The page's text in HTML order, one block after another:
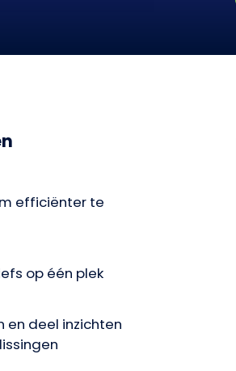
efficiënter te
op één plek
en deel inzichten